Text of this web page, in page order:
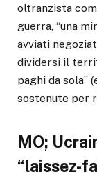
oltranzista
guerra, “una
avviati
dividersi il
paghi da sola”
sostenute per
MO;
“laissez-